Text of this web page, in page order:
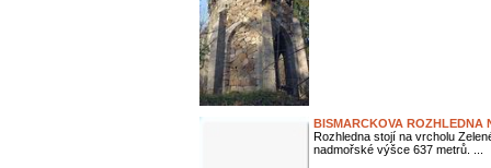
BISMARCKOVA ROZHLEDNA
Rozhledna stojí na vrcholu
nadmořské výšce 637 metrů. ...